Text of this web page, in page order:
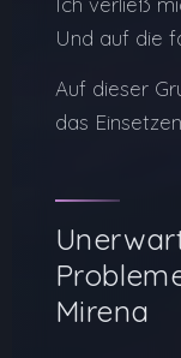
Und auf die
Auf dieser
das
Mirena